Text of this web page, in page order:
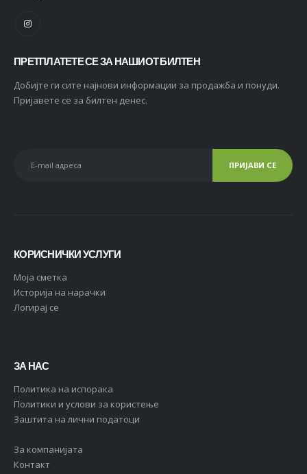
ПРЕТПЛАТЕТЕ СЕ ЗА НАШИОТ БИЛТЕН
Добијте ги сите најнови информации за продажба и понуди.
Пријавете се за билтен денес.
КОРИСНИЧКИ УСЛУГИ
Moja сметка
Историја на нарачки
Логирај се
ЗА НАС
Политика на испорака
Политики и услови за користење
Заштита на лични податоци
За компанијата
Контакт